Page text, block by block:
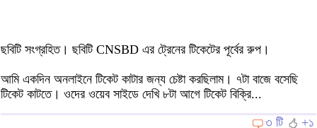
ছবিটি সংগ্রহিত। ছবিটি CNSBD এর ট্রেনের টিকেটের পূর্বের রুপ।
আমি একদিন অনলাইনে টিকেট কাটার জন্য চেষ্টা করছিলাম। ৭টা বাজে বসেছি
টিকেট কাটতে। ওদের ওয়েব সাইডে দেখি ৮টা আগে টিকেট বিক্রি...
৩ টি
+১